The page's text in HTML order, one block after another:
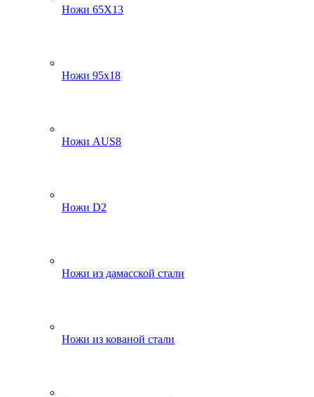
Ножи 65Х13
Ножи 95х18
Ножи AUS8
Ножи D2
Ножи из дамасской стали
Ножи из кованой стали